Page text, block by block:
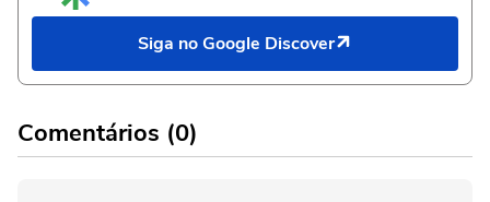
Siga no Google Discover
Comentários (0)